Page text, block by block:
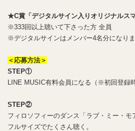
★C賞「デジタルサイン入りオリジナルスマ
※333回以上聴いて下さった方 全員
※デジタルサインはメンバー4名分になりま
＜応募方法＞
STEP①
LINE MUSIC有料会員になる（※初回登録
STEP②
フィロソフィーのダンス「ラブ・ミー・
フルサイズでたくさん聴く。